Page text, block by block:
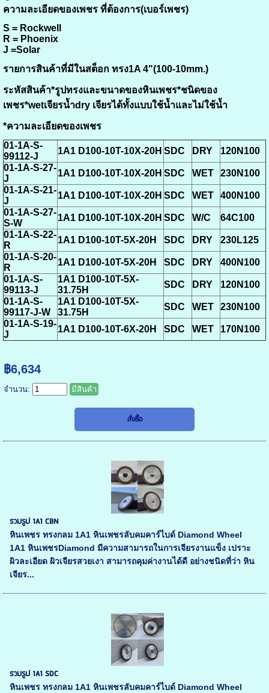
ความละเอียดของเพชร ที่ต้องการ(เบอร์เพชร)
S = Rockwell
R = Phoenix
J =Solar
รายการสินค้าที่มีในสต็อก ทรง1A 4"(100-10mm.)
ระหัสสินค้า*รูปทรงและขนาดของหินเพชร*ชนิดของ
เพชร*wetเจียรน้ำdry เจียรได้ทั้งแบบใช้น้ำและไม่ใช้น้ำ
*ความละเอียดของเพชร
01-1A-S-
99112-J
1A1 D100-10T-10X-20H SDC DRY
120N100
01-1A-S-27-
J
1A1 D100-10T-10X-20H SDC WET
230N100
01-1A-S-21-
J
1A1 D100-10T-10X-20H SDC WET
400N100
01-1A-S-27-
S-W
1A1 D100-10T-10X-20H SDC W/C
64C100
01-1A-S-22-
R
1A1 D100-10T-5X-20H SDC DRY
230L125
01-1A-S-20-
R
1A1 D100-10T-5X-20H SDC DRY
400N100
01-1A-S-
99113-J
1A1 D100-10T-5X-
31.75H
SDC DRY
120N100
01-1A-S-
99117-J-W
1A1 D100-10T-5X-
31.75H
SDC WET
230N100
01-1A-S-19-
J
1A1 D100-10T-6X-20H SDC WET 170N100
฿6,634
จำนวน: มีสินค้า
รวมรูป 1A1 CBN
หินเพชร ทรงกลม 1A1 หินเพชรลับคมคาร์ไบด์ Diamond Wheel
1A1 หินเพชรDiamond มีความสามารถในการเจียรงานแข็ง เปราะ
ผิวละเอียด ผิวเจียรสวยเงา สามารถคุมค่างานได้ดี อย่างชนิดที่ว่า หิน
เจียร...
รวมรูป 1A1 SDC
หินเพชร ทรงกลม 1A1 หินเพชรลับคมคาร์ไบด์ Diamond Wheel